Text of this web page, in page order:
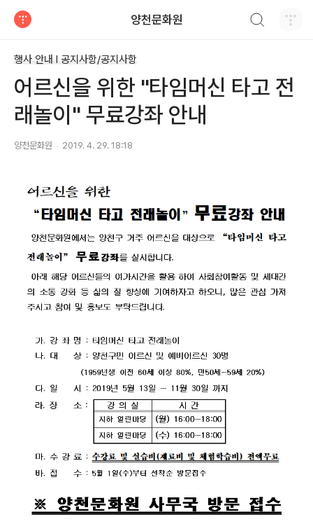
양천문화원
행사 안내 Ι 공지사항/공지사항
어르신을 위한 "타임머신 타고 전
래놀이" 무료강좌 안내
양천문화원 2019. 4. 29. 18:18